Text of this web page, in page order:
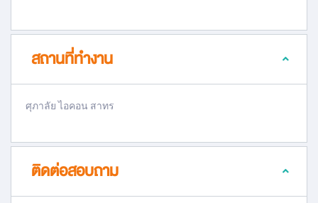
สถานที่ทำงาน
ศุภาลัย ไอคอน สาทร
ติดต่อสอบถาม